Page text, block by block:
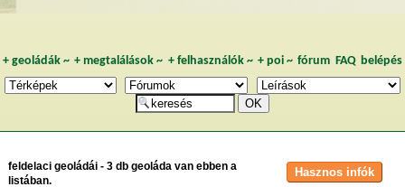
+ geoládák~ +megtalálások ~ + felhasználók~ + poi~ fórum FAQ belépés
feldelaci geoládái - 3 db geoláda van ebben a
listában.